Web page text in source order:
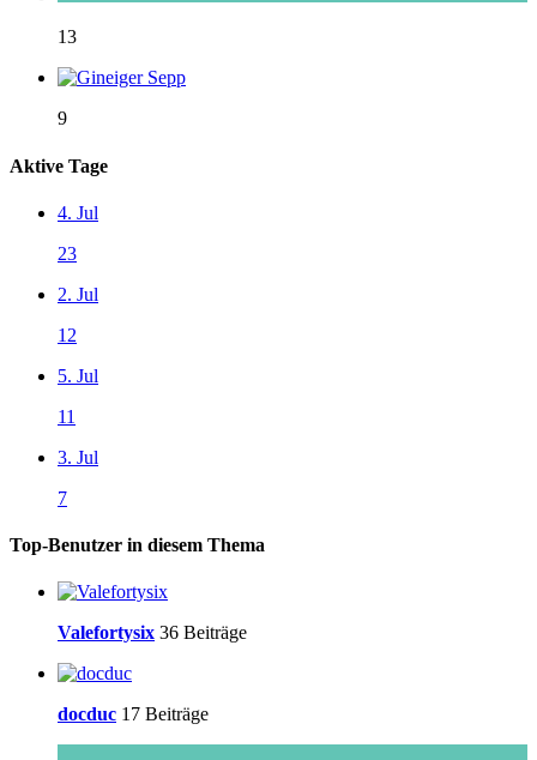
13
9
Aktive Tage
4. Jul
23
2. Jul
12
5. Jul
11
3. Jul
7
Top-Benutzer in diesem Thema
Valefortysix 36 Beiträge
docduc 17 Beiträge